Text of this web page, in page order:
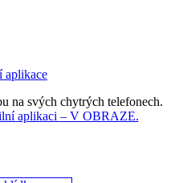
na svých chytrých telefonech.
aplikaci – V OBRAZE.